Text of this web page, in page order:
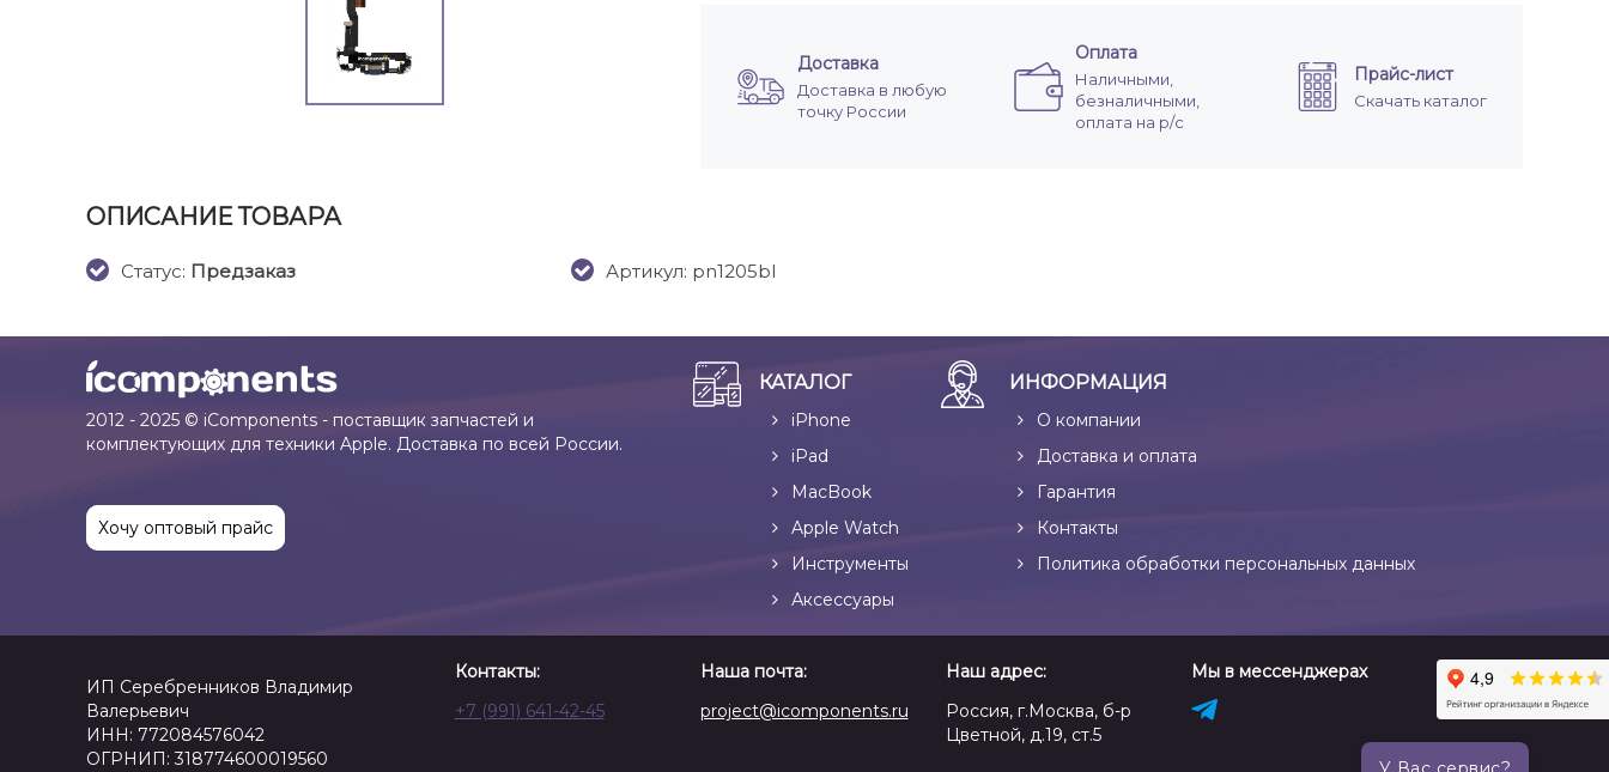
Доставка
Доставка в любую
точку России
Оплата
Наличными,
безналичными,
оплата на р/с
Прайс-лист
Скачать каталог
ОПИСАНИЕ ТОВАРА
Cтатус: Предзаказ Артикул: pn1205bl
2012 - 2025 © iComponents - поставщик запчастей и
комплектующих для техники Apple. Доставка по всей России.
Хочу оптовый прайс
КАТАЛОГ
iPhone
iPad
MacBook
Apple Watch
Инструменты
Аксессуары
ИНФОРМАЦИЯ
О компании
Доставка и оплата
Гарантия
Контакты
Политика обработки персональных данных
ИП Серебренников Владимир
Валерьевич
ИНН: 772084576042
ОГРНИП: 318774600019560
Контакты:
+7 (991) 641-42-45
Наша почта:
project@icomponents.ru
Наш адрес:
Россия, г.Москва, б-р
Цветной, д.19, ст.5
Мы в мессенджерах